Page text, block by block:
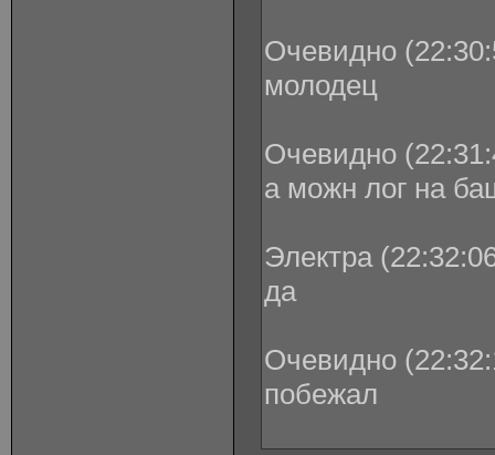
Очевидно
молодец
Очевидно
а можн лог на
Электра
да
Очевидно
побежал